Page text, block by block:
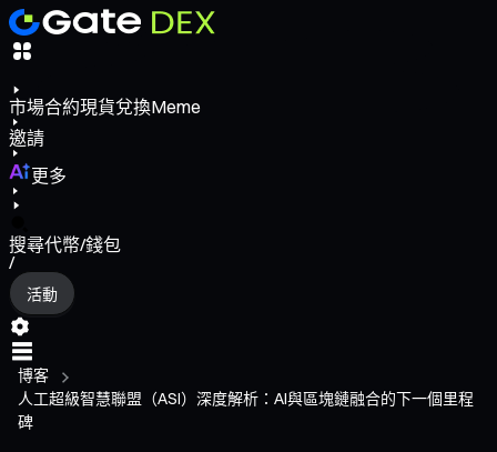
市場合約現貨兌換Meme
邀請
更多
搜尋代幣/錢包
/
活動
博客
人工超級智慧聯盟（ASI）深度解析：AI與區塊鏈融合的下一個里程
碑